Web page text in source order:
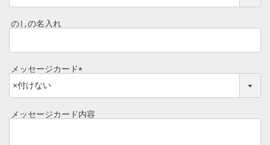
レビュー一覧
ご予算から選ぶ
目録ギフト
必
須
のしの名入れ
メッセージカード
必
須
メッセージカード内容